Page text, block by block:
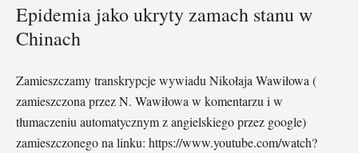
Epidemia jako ukryty zamach stanu w
Chinach
Zamieszczamy transkrypcje wywiadu Nikołaja Wawiłowa (
zamieszczona przez N. Wawiłowa w komentarzu i w
tłumaczeniu automatycznym z angielskiego przez google)
zamieszczonego na linku: https://www.youtube.com/watch?